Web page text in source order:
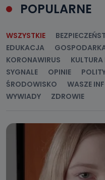
POPULARNE
WSZYSTKIE
EDUKACJA
KORONAWIRUS
SYGNALE
OPINIE
ŚRODOWISKO
WASZE
WYWIADY
ZDROWIE